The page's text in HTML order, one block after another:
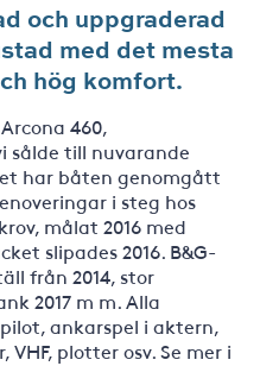
och uppgraderad
med det mesta
hög komfort.
460,
sålde till nuvarande
har båten genomgått
i steg hos
målat 2016 med
slipades 2016. B&G-
från 2014, stor
2017 m m. Alla
ankarspel i aktern,
VHF, plotter osv. Se mer i